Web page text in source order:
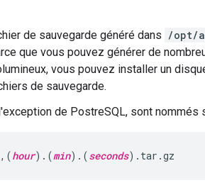
de sauvegarde généré dans /opt/
que vous pouvez générer de
vous pouvez installer un
de sauvegarde.
de PostreSQL, sont nommés
hour).(min).(seconds).tar.gz